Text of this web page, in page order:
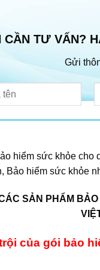
CẦN TƯ VẤN?
Gửi
hiểm sức khỏe
Bảo hiểm sức khỏe
SẢN PHẨM
của gói bảo